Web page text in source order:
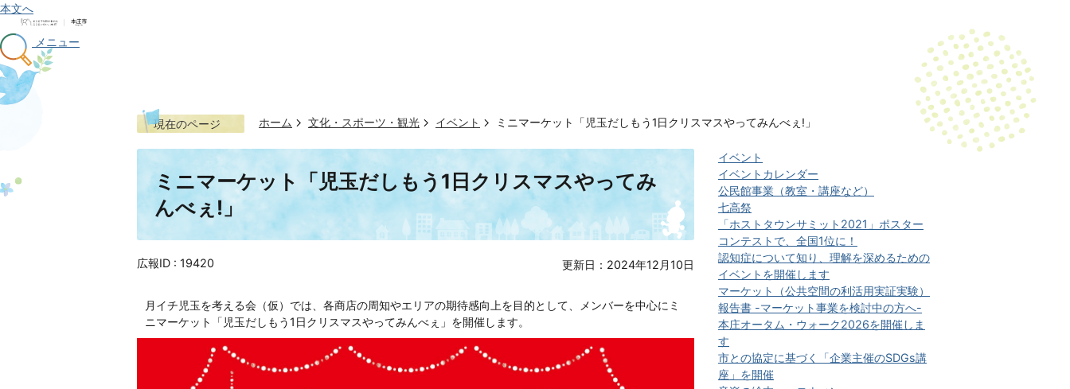
本文へ
メニュー
現在のページ ホーム 文化・スポーツ・観光 イベント ミニマーケット「児玉だしもう1日クリスマスやってみんべぇ!」
ミニマーケット「児玉だしもう1日クリスマスやってみ
んべぇ!」
更新日：2024年12月10日
広報ID : 19420
月イチ児玉を考える会（仮）では、各商店の周知やエリアの期待感向上を目的として、メンバーを中心にミ
ニマーケット「児玉だしもう1日クリスマスやってみんべぇ」を開催します。
イベント
イベントカレンダー
公民館事業（教室・講座など）
七高祭
「ホストタウンサミット2021」ポスター
コンテストで、全国1位に！
認知症について知り、理解を深めるための
イベントを開催します
マーケット（公共空間の利活用実証実験）
報告書 -マーケット事業を検討中の方へ-
本庄オータム・ウォーク2026を開催しま
す
市との協定に基づく「企業主催のSDGs講
座」を開催